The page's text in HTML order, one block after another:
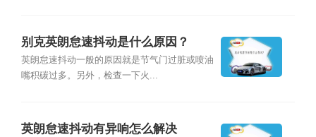
别克英朗怠速抖动是什么原因？
英朗怠速抖动一般的原因就是节气门过脏或喷油
嘴积碳过多。另外，检查一下火...
英朗怠速抖动有异响怎么解决